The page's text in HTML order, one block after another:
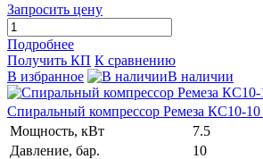
Запросить цену
Подробнее
Получить КП К сравнению
В избранное
В наличии
Спиральный компрессор Ремеза КС10-10
Мощность, кВт
7.5
Давление, бар.
10